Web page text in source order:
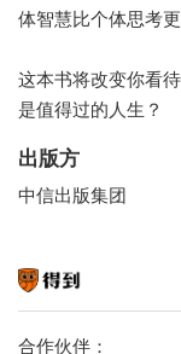
体智慧比个体思考更
这本书将改变你看
是值得过的人生？
出版方
中信出版集团
合作伙伴：